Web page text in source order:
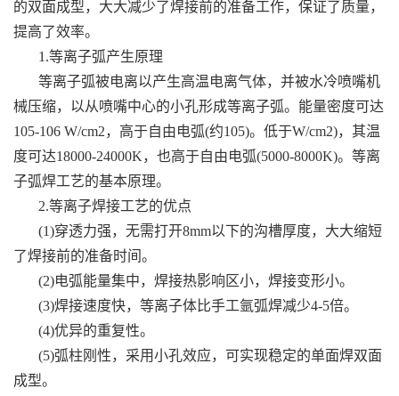
的双面成型，大大减少了焊接前的准备工作，保证了质量，
提高了效率。
1.等离子弧产生原理
等离子弧被电离以产生高温电离气体，并被水冷喷嘴机
械压缩，以从喷嘴中心的小孔形成等离子弧。能量密度可达
105-106 W/cm2，高于自由电弧(约105)。低于W/cm2)，其温
度可达18000-24000K，也高于自由电弧(5000-8000K)。等离
子弧焊工艺的基本原理。
2.等离子焊接工艺的优点
(1)穿透力强，无需打开8mm以下的沟槽厚度，大大缩短
了焊接前的准备时间。
(2)电弧能量集中，焊接热影响区小，焊接变形小。
(3)焊接速度快，等离子体比手工氩弧焊减少4-5倍。
(4)优异的重复性。
(5)弧柱刚性，采用小孔效应，可实现稳定的单面焊双面
成型。